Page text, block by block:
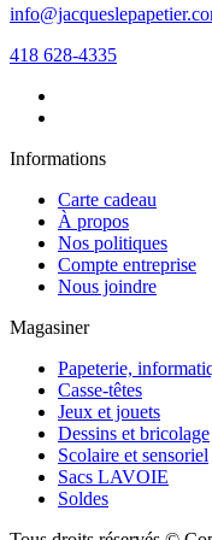
418 628-4335
Informations
Carte cadeau
À propos
Nos politiques
Compte entreprise
Nous joindre
Magasiner
Papeterie,
Casse-têtes
Jeux et jouets
Dessins et bricolage
Scolaire et sensoriel
Sacs LAVOIE
Soldes